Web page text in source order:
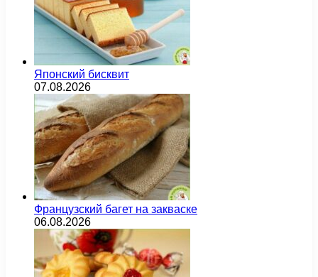
Японский бисквит
07.08.2026
Французский багет на закваске
06.08.2026